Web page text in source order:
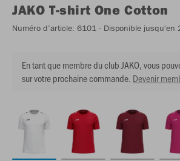
JAKO T-shirt One Cotton
Numéro d’article: 6101 - Disponible jusqu'en
En tant que membre du club JAKO, vous
sur votre prochaine commande. Devenir